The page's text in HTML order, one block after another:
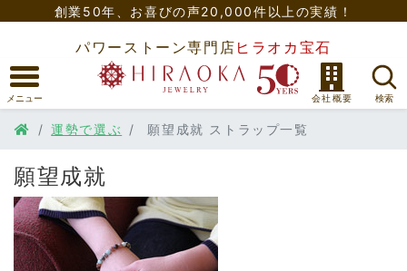
創業50年、 お喜びの声20,000件以上の実績！
パワーストーン専門店 ヒラオカ宝石
運勢で選ぶ 願望成就 ストラップ一覧
願望成就